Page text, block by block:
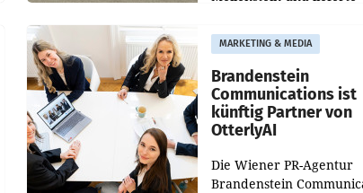
aus, womit sich das
gegenüber Juli 2025
verdoppelte (+102
MARKETING & MEDIA
Brandenstein
Communications ist
künftig Partner von
OtterlyAI
Die Wiener PR-Agentur
Brandenstein